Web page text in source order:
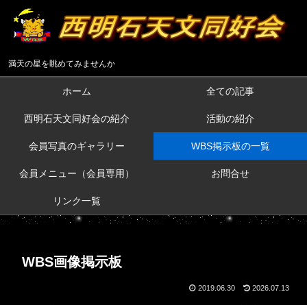
満天の星を眺めてみませんか
ホーム 全ての記事
西明石天文同好会の紹介 活動の紹介
会員写真のギャラリー WBS掲示板の一覧
会員メニュー（会員専用） お問合せ
リンク一覧
WBS画像掲示板
2019.06.30 2026.07.13